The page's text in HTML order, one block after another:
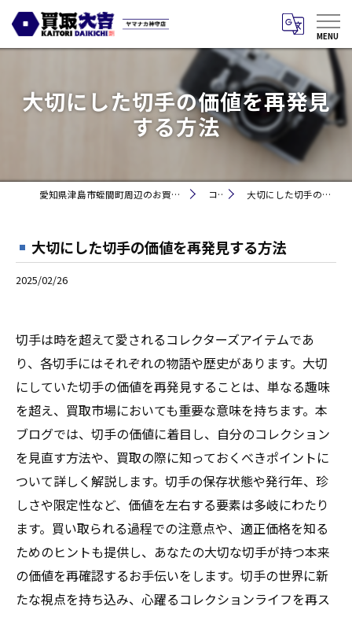
大切にした切手の価値を再発見
する方法
愛知県津島市蛭間町周辺のお買取りなら買取大吉 ヤマナカ神守店 コラム 大切にした切手の価値を再発見する方法
大切にした切手の価値を再発見する方法
2025/02/26
切手は時を超えて愛されるコレクターズアイテムであ
り、各切手にはそれぞれの物語や歴史があります。大切
にしていた切手の価値を再発見することは、単なる趣味
を超え、買取市場においても重要な意味を持ちます。本
ブログでは、切手の価値に着目し、自分のコレクション
を見直す方法や、買取の際に知っておくべきポイントに
ついて詳しく解説します。切手の保存状態や発行年、珍
しさや限定性など、価値を左右する要素は多岐にわたり
ます。買い取られる過程での注意点や、適正価格を知る
ためのヒントも提供し、あなたの大切な切手が持つ本来
の価値を再確認するお手伝いをします。切手の世界に新
たな視点を持ち込み、心躍るコレクションライフを再ス